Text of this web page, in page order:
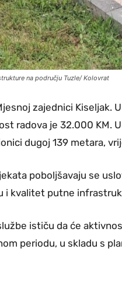
na području Tuzle/ Kolovrat
zajednici Kiseljak.
radova je 32.000 KM.
dugoj 139 metara,
poboljšavaju se
i kvalitet putne
ističu da će
periodu, u skladu s